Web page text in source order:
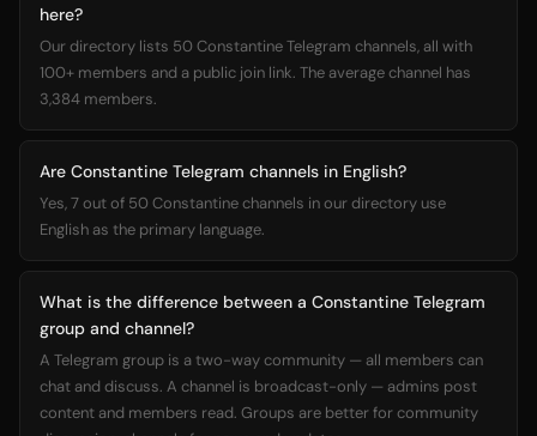
here?
Our directory lists 50 Constantine Telegram channels, all with
100+ members and a public join link. The average channel has
3,384 members.
Are Constantine Telegram channels in English?
Yes, 7 out of 50 Constantine channels in our directory use
English as the primary language.
What is the difference between a Constantine Telegram
group and channel?
A Telegram group is a two-way community — all members can
chat and discuss. A channel is broadcast-only — admins post
content and members read. Groups are better for community